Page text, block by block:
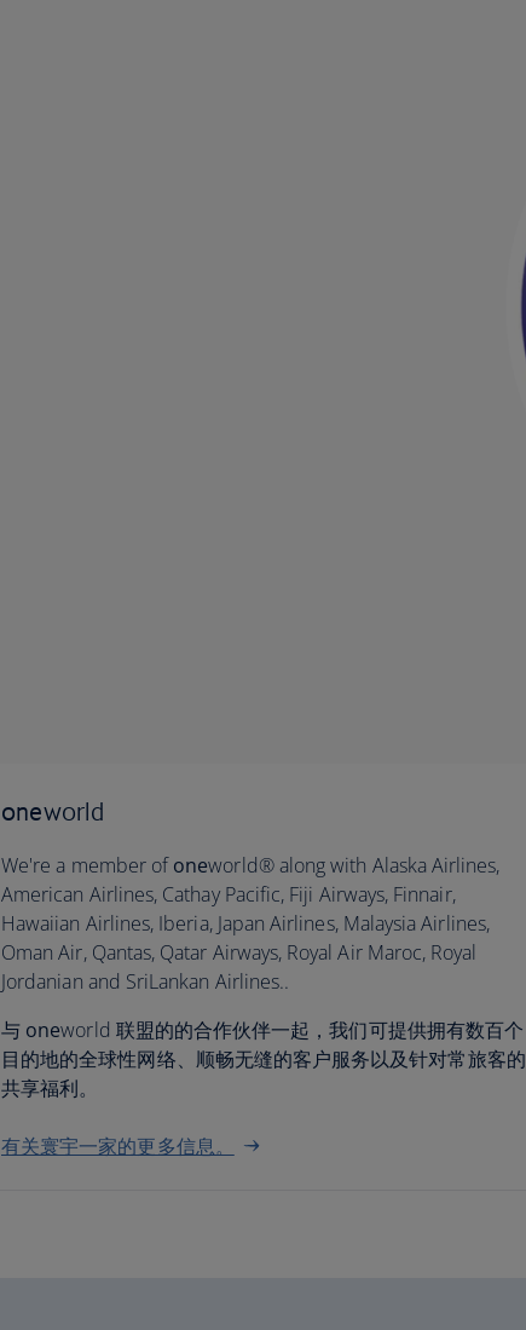
oneworld
We're a member ofoneworld® along with Alaska Airlines,
American Airlines, Cathay Pacific, Fiji Airways, Finnair,
Hawaiian Airlines, Iberia, Japan Airlines, Malaysia Airlines,
Oman Air, Qantas, Qatar Airways, Royal Air Maroc, Royal
Jordanian and SriLankan Airlines..
与 oneworld 联盟的的合作伙伴一起，我们可提供拥有数百个
目的地的全球性网络、顺畅无缝的客户服务以及针对常旅客的
共享福利。
有关寰宇一家的更多信息。